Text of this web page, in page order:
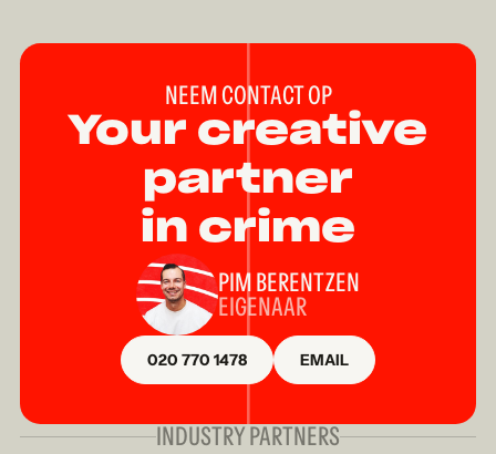
NEEM CONTACT OP
Your creative
partner
in crime
PIM BERENTZEN
EIGENAAR
020 770 1478 EMAIL
INDUSTRY PARTNERS